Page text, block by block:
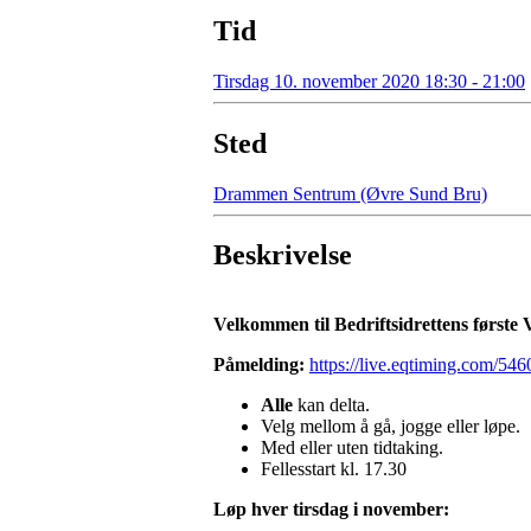
Tid
Tirsdag 10. november 2020 18:30 - 21:00
Sted
Drammen Sentrum (Øvre Sund Bru)
Beskrivelse
Velkommen til Bedriftsidrettens første
Påmelding: https://live.eqtiming.com/
Alle kan delta.
Velg mellom å gå, jogge eller løpe.
Med eller uten tidtaking.
Fellesstart kl. 17.30
Løp hver tirsdag i november: